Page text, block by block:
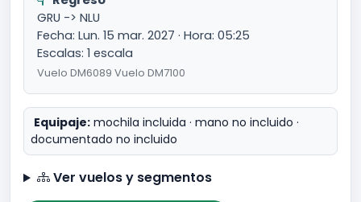
GRU -> NLU
Fecha: Lun. 15 mar. 2027 · Hora: 05:25
Escalas: 1 escala
Vuelo DM6089 Vuelo DM7100
Equipaje: mochila incluida · mano no incluido ·
documentado no incluido
Ver vuelos y segmentos